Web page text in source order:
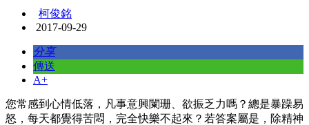
柯俊銘
2017-09-29
分享
傳送
A+
您常感到心情低落，凡事意興闌珊、欲振乏力嗎？總是暴躁易
怒，每天都覺得苦悶，完全快樂不起來？若答案屬是，除精神